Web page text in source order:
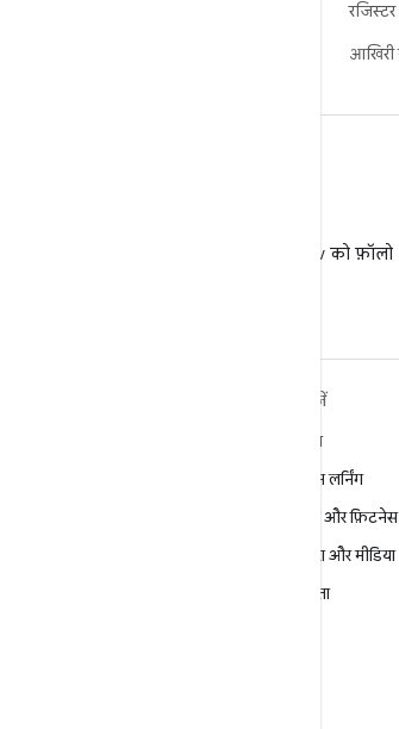
आखिरी
X पर @AndroidDev को फ़ॉलो
खोजें
गेमिंग
मशीन लर्निंग
सेहत और फ़िटनेस
कैमरा और मीडिया
निजता